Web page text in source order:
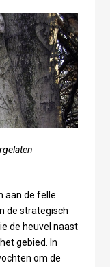
aan de felle
de strategisch
de heuvel naast
gebied. In
om de